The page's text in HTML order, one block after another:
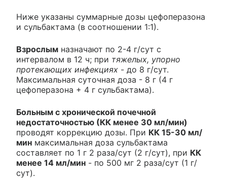
Ниже указаны суммарные дозы цефоперазона
и сульбактама (в соотношении 1:1).
Взрослым назначают по 2-4 г/сут с
интервалом в 12 ч; при тяжелых, упорно
протекающих инфекциях - до 8 г/сут.
Максимальная суточная доза - 8 г (4 г
цефоперазона + 4 г сульбактама).
Больным с хронической почечной
недостаточностью (КК менее 30 мл/мин)
проводят коррекцию дозы. При КК 15-30 мл/
мин максимальная доза сульбактама
составляет по 1 г 2 раза/сут (2 г/сут), при КК
менее 14 мл/мин - по 500 мг 2 раза/сут (1 г/
сут).